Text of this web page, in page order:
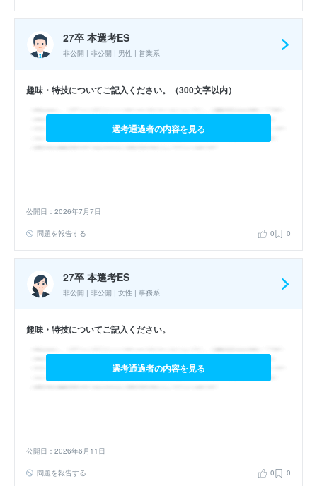
27卒 本選考ES
非公開 | 非公開 | 男性 | 営業系
趣味・特技についてご記入ください。（300文字以内）
選考通過者の内容を見る
公開日：2026年7月7日
問題を報告する 0 0
27卒 本選考ES
非公開 | 非公開 | 女性 | 事務系
趣味・特技についてご記入ください。
選考通過者の内容を見る
公開日：2026年6月11日
問題を報告する 0 0